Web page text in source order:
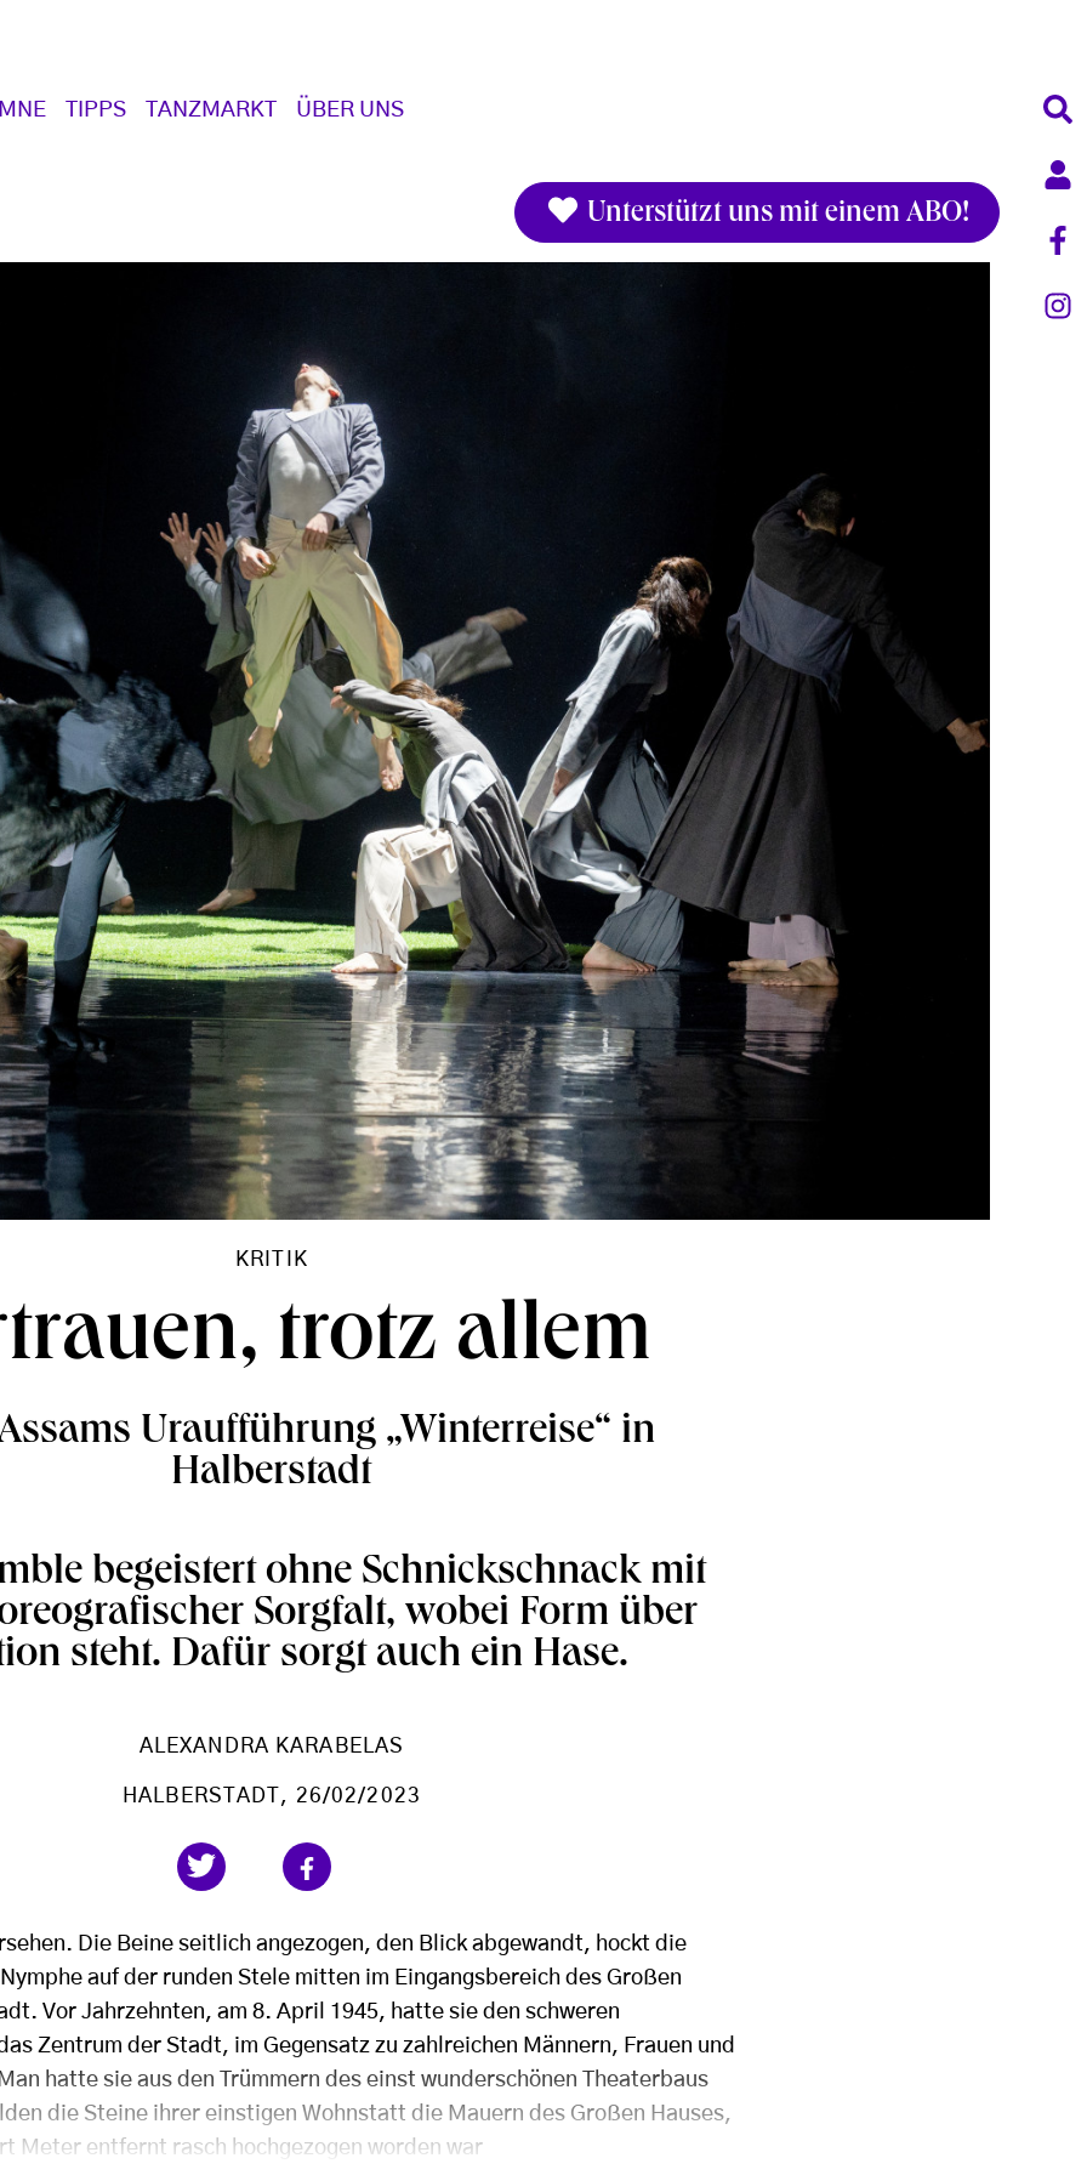
TIPPS TANZMARKT ÜBER UNS
Unterstützt uns mit einem ABO!
KRITIK
trotz allem
Uraufführung „Winterreise“ in
Halberstadt
begeistert ohne Schnickschnack mit
Sorgfalt, wobei Form über
steht. Dafür sorgt auch ein Hase.
ALEXANDRA KARABELAS
HALBERSTADT , 26/02/2023
Die Beine seitlich angezogen, den Blick abgewandt, hockt die
auf der runden Stele mitten im Eingangsbereich des Großen
Vor Jahrzehnten, am 8. April 1945, hatte sie den schweren
Zentrum der Stadt, im Gegensatz zu zahlreichen Männern, Frauen und
hatte sie aus den Trümmern des einst wunderschönen Theaterbaus
die Steine ihrer einstigen Wohnstatt die Mauern des Großen Hauses,
Meter entfernt rasch hochgezogen worden war